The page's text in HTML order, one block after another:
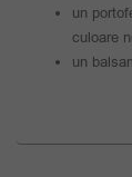
un
culoare
un